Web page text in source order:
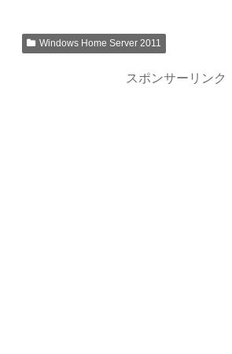
Windows Home Server 2011
スポンサーリンク